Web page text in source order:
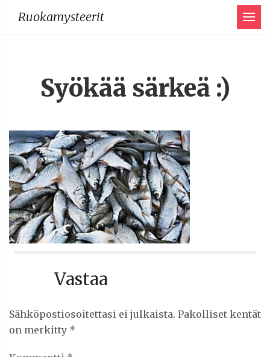
Ruokamysteerit Menu
Syökää särkeä :)
Vastaa
Sähköpostiosoitettasi ei julkaista. Pakolliset kentät
on merkitty *